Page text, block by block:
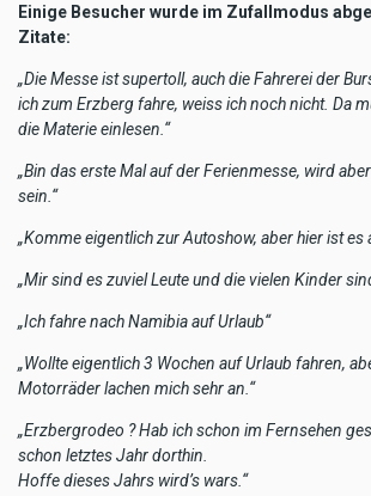
Einige Besucher wurde im Zufallmodus
Zitate:
„Die Messe ist supertoll, auch die Fahrerei der
ich zum Erzberg fahre, weiss ich noch nicht. Da
die Materie einlesen.“
„Bin das erste Mal auf der Ferienmesse, wird
sein.“
„Komme eigentlich zur Autoshow, aber hier ist es
„Mir sind es zuviel Leute und die vielen Kinder
„Ich fahre nach Namibia auf Urlaub“
„Wollte eigentlich 3 Wochen auf Urlaub fahren,
Motorräder lachen mich sehr an.“
„Erzbergrodeo ? Hab ich schon im Fernsehen
schon letztes Jahr dorthin.
Hoffe dieses Jahrs wird’s wars.“